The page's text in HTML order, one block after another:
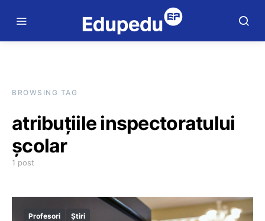
BROWSING TAG
atribuțiile inspectoratului
școlar
1 post
Profesori Știri